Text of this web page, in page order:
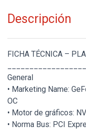
Descripción
FICHA TÉCNICA –
General
• Marketing Name:
OC
• Motor de gráficos:
• Norma Bus: PCI